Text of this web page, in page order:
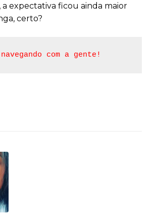
a expectativa ficou ainda maior
certo?
com a gente!